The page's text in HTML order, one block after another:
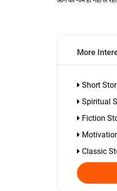
More
Short
Spiritual
Fiction
Classic